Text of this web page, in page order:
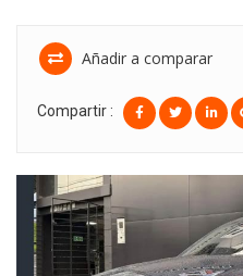
Añadir a comparar
Compartir :